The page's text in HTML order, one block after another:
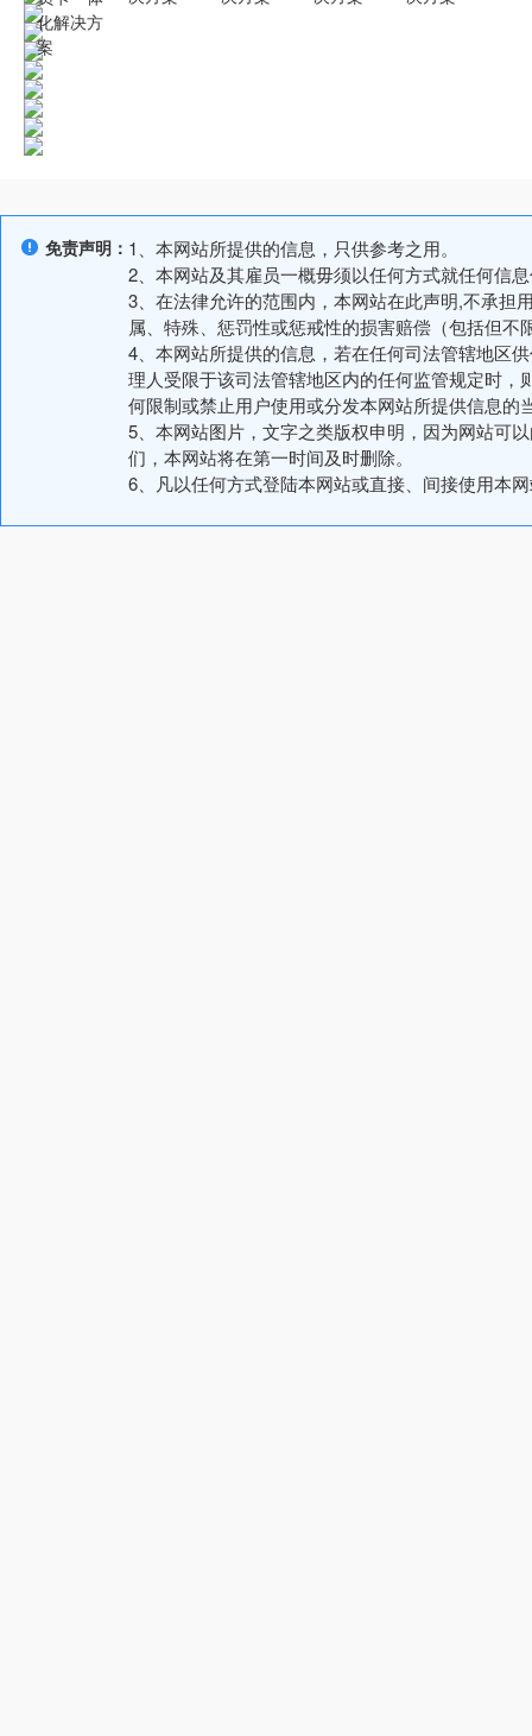
免责声明： 1、本网站所提供的信息，只供参考之用。
2、本网站及其雇员一概毋须以任何方式就任何信
3、在法律允许的范围内，本网站在此声明,不承担
属、特殊、惩罚性或惩戒性的损害赔偿（包括但
4、本网站所提供的信息，若在任何司法管辖地区
理人受限于该司法管辖地区内的任何监管规定时
何限制或禁止用户使用或分发本网站所提供信息的
5、本网站图片，文字之类版权申明，因为网站可
们，本网站将在第一时间及时删除。
6、凡以任何方式登陆本网站或直接、间接使用本